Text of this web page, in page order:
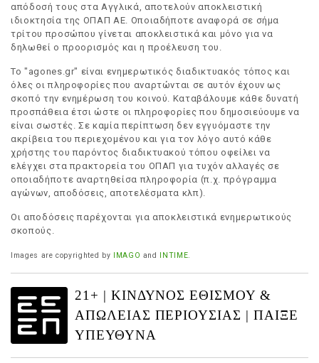
απόδοσή τους στα Αγγλικά, αποτελούν αποκλειστική
ιδιοκτησία της ΟΠΑΠ ΑΕ. Οποιαδήποτε αναφορά σε σήμα
τρίτου προσώπου γίνεται αποκλειστικά και μόνο για να
δηλωθεί ο προορισμός και η προέλευση του.
Το "agones.gr" είναι ενημερωτικός διαδικτυακός τόπος και
όλες οι πληροφορίες που αναρτώνται σε αυτόν έχουν ως
σκοπό την ενημέρωση του κοινού. Καταβάλουμε κάθε δυνατή
προσπάθεια έτσι ώστε οι πληροφορίες που δημοσιεύουμε να
είναι σωστές. Σε καμία περίπτωση δεν εγγυόμαστε την
ακρίβεια του περιεχομένου και για τον λόγο αυτό κάθε
χρήστης του παρόντος διαδικτυακού τόπου οφείλει να
ελέγχει στα πρακτορεία του ΟΠΑΠ για τυχόν αλλαγές σε
οποιαδήποτε αναρτηθείσα πληροφορία (π.χ. πρόγραμμα
αγώνων, αποδόσεις, αποτελέσματα κλπ).
Οι αποδόσεις παρέχονται για αποκλειστικά ενημερωτικούς
σκοπούς.
Images are copyrighted by IMAGO and INTIME.
21+ | ΚΙΝΔΥΝΟΣ ΕΘΙΣΜΟΥ &
ΑΠΩΛΕΙΑΣ ΠΕΡΙΟΥΣΙΑΣ | ΠΑΙΞΕ
ΥΠΕΥΘΥΝΑ